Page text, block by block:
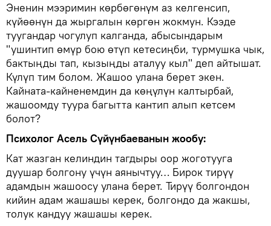
Эненин мээримин көрбөгөнүм аз келгенсип,
күйөөнүн да жыргалын көргөн жокмун. Кээде
туугандар чогулуп калганда, абысындарым
"ушинтип өмүр бою өтүп кетесиңби, турмушка чык,
бактыңды тап, кызыңды аталуу кыл" деп айтышат.
Күлүп тим болом. Жашоо улана берет экен.
Кайната-кайненемдин да көңүлүн калтырбай,
жашоомду туура багытта кантип алып кетсем
болот?
Психолог Асель Сүйүнбаеванын жообу:
Кат жазган келиндин тагдыры оор жоготууга
дуушар болгону үчүн аянычтуу… Бирок тирүү
адамдын жашоосу улана берет. Тирүү болгондон
кийин адам жашашы керек, болгондо да жакшы,
толук кандуу жашашы керек.